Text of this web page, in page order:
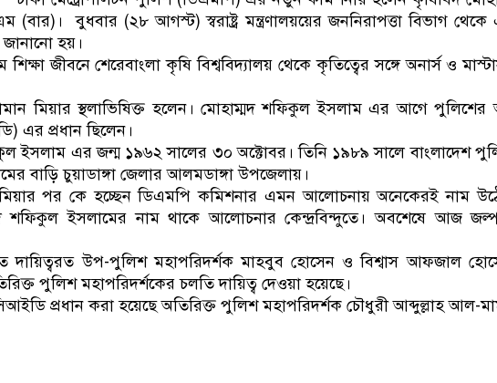
(বার)। বুধবার (২৮ আগস্ট) স্বরাষ্ট্র মন্ত্রণালয়য়ের জননিরাপত্তা বিভাগ থেকে
হয়।
জীবনে শেরেবাংলা কৃষি বিশ্ববিদ্যালয় থেকে কৃতিত্বের সঙ্গে অনার্স ও
মিয়ার স্থলাভিষিক্ত হলেন। মোহাম্মদ শফিকুল ইসলাম এর আগে পুলিশের
এর প্রধান ছিলেন।
ইসলাম এর জন্ম ১৯৬২ সালের ৩০ অক্টোবর। তিনি ১৯৮৯ সালে বাংলাদেশ
বাড়ি চুয়াডাঙ্গা জেলার আলমডাঙ্গা উপজেলায়।
পর কে হচ্ছেন ডিএমপি কমিশনার এমন আলোচনায় অনেকেরই নাম
শফিকুল ইসলামের নাম থাকে আলোচনার কেন্দ্রবিন্দুতে। অবশেষে আজ
দায়িত্বরত উপ-পুলিশ মহাপরিদর্শক মাহবুব হোসেন ও বিশ্বাস আফজাল
পুলিশ মহাপরিদর্শকের চলতি দায়িত্ব দেওয়া হয়েছে।
প্রধান করা হয়েছে অতিরিক্ত পুলিশ মহাপরিদর্শক চৌধুরী আব্দুল্লাহ আল-